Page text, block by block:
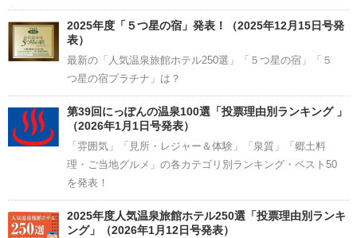
2025年度「５つ星の宿」発表！（2025年12月15日号発
表）
最新の「人気温泉旅館ホテル250選」「５つ星の宿」「５
つ星の宿プラチナ」は？
第39回にっぽんの温泉100選「投票理由別ランキング 」
（2026年1月1日号発表）
「雰囲気」「見所・レジャー＆体験」「泉質」「郷土料
理・ご当地グルメ」の各カテゴリ別ランキング・ベスト50
を発表！
2025年度人気温泉旅館ホテル250選「投票理由別ランキ
ング」（2026年1月12日号発表）